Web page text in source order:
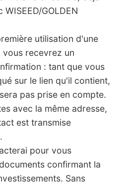
GOLDEN
utilisation d'une
vous recevrez un
: tant que vous
sur le lien qu'il contient,
pas prise en compte.
avec la même adresse,
est transmise
pour vous
confirmant la
Sans